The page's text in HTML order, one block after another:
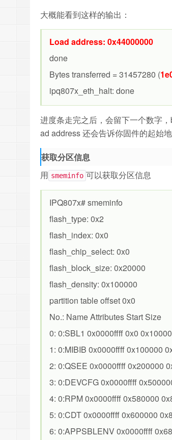
大概能看到这样的输出：
Load address: 0x44000000
done
Bytes transferred = 31457280 (
ipq807x_eth_halt: done
进度条走完之后，会留下一个数字
ad address 还会告诉你固件的起始
获取分区信息
用 smeminfo 可以获取分区信息
IPQ807x# smeminfo
flash_type: 0x2
flash_index: 0x0
flash_chip_select: 0x0
flash_block_size: 0x20000
flash_density: 0x100000
partition table offset 0x0
No.: Name Attributes Start Size
0: 0:SBL1 0x0000ffff 0x0
1: 0:MIBIB 0x0000ffff 0x100000
2: 0:QSEE 0x0000ffff 0x200000
3: 0:DEVCFG 0x0000ffff
4: 0:RPM 0x0000ffff 0x580000
5: 0:CDT 0x0000ffff 0x600000
6: 0:APPSBLENV 0x0000ffff